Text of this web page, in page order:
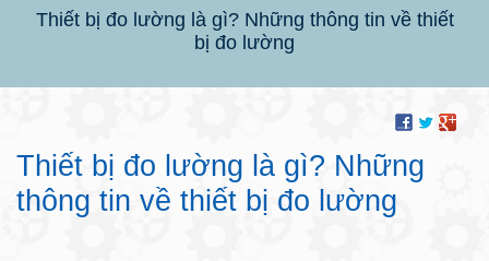
Thiết bị đo lường là gì? Những thông tin về thiết
bị đo lường
Thiết bị đo lường là gì? Những
thông tin về thiết bị đo lường